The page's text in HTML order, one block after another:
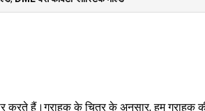
करते हैं।ग्राहक के चित्र के अनुसार, हम ग्राहक